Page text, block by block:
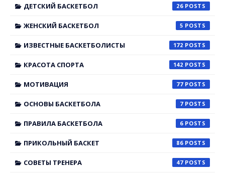
ДЕТСКИЙ БАСКЕТБОЛ 26
ЖЕНСКИЙ БАСКЕТБОЛ 5
ИЗВЕСТНЫЕ БАСКЕТБОЛИСТЫ 172
КРАСОТА СПОРТА 142
МОТИВАЦИЯ 77
ОСНОВЫ БАСКЕТБОЛА 7
ПРАВИЛА БАСКЕТБОЛА 6
ПРИКОЛЬНЫЙ БАСКЕТ 86
СОВЕТЫ ТРЕНЕРА 47